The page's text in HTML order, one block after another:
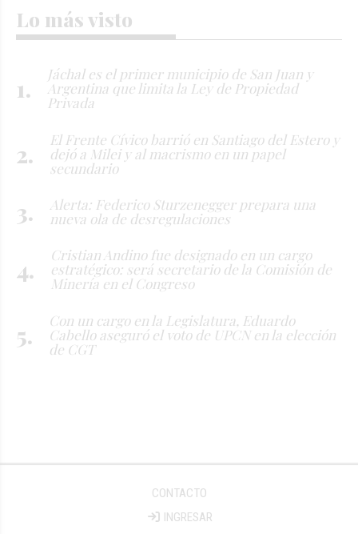
Lo más visto
Jáchal es el primer municipio de San Juan y
Argentina que limita la Ley de Propiedad
Privada
El Frente Cívico barrió en Santiago del Estero y
dejó a Milei y al macrismo en un papel
secundario
Alerta: Federico Sturzenegger prepara una
nueva ola de desregulaciones
Cristian Andino fue designado en un cargo
estratégico: será secretario de la Comisión de
Minería en el Congreso
Con un cargo en la Legislatura, Eduardo
Cabello aseguró el voto de UPCN en la elección
de CGT
CONTACTO
INGRESAR